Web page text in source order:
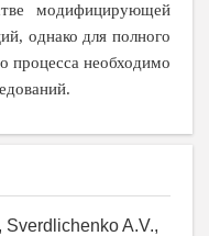
модифицирующей
однако для полного
процесса необходимо
Sverdlichenko A.V.,